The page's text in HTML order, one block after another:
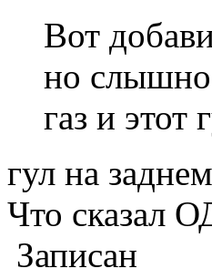
Вот
но слышно
газ и этот
гул на
Что сказал
Записан